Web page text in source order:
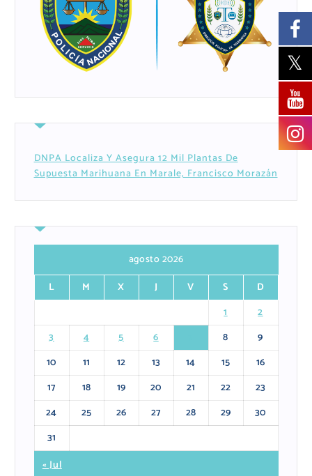
DNPA Localiza Y Asegura 12 Mil Plantas De
Supuesta Marihuana En Marale, Francisco Morazán
agosto 2026
L
M X J V S
D
1
2
3
4 5 6 8
9
10
11 12 13 14 15
16
17
18 19 20 21 22
23
24
25 26 27 28 29
30
31
« Jul